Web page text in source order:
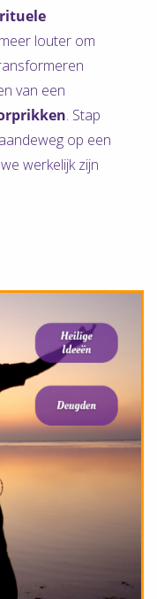
louter om
van een
. Stap
op een
werkelijk zijn